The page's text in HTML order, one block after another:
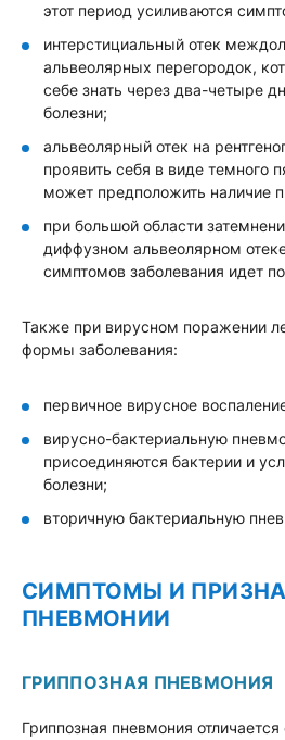
этот период усиливаются
интерстициальный отек
альвеолярных перегородок,
себе знать через два-четыре
болезни;
альвеолярный отек на
проявить себя в виде темного
может предположить наличие
при большой области
диффузном альвеолярном
симптомов заболевания идет
Также при вирусном поражении
формы заболевания:
первичное вирусное
вирусно-бактериальную
присоединяются бактерии и
болезни;
вторичную бактериальную
СИМПТОМЫ И
ПНЕВМОНИИ
ГРИППОЗНАЯ ПНЕВМОНИЯ
Гриппозная пневмония